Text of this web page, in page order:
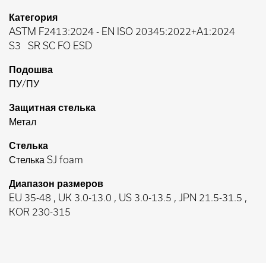
Категория
ASTM F2413:2024 - EN ISO 20345:2022+A1:2024
S3
SR SC FO ESD
Подошва
ПУ/ПУ
Защитная стелька
Метал
Стелька
Стелька SJ foam
Диапазон размеров
EU 35-48 , UK 3.0-13.0 , US 3.0-13.5 , JPN 21.5-31.5 ,
KOR 230-315